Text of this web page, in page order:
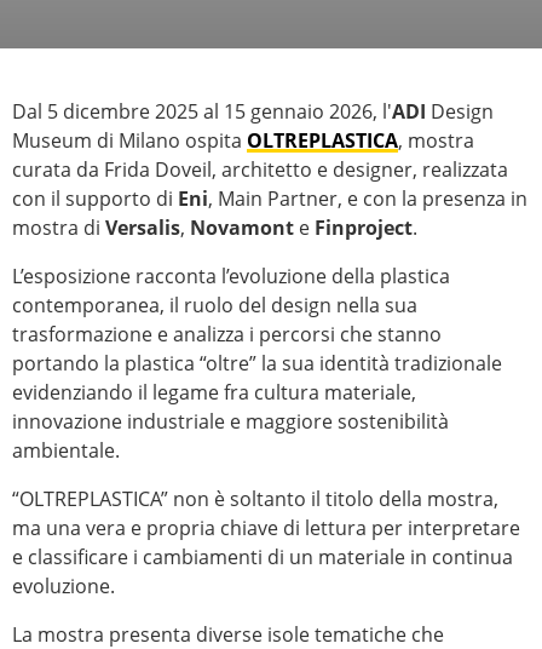
Dal 5 dicembre 2025 al 15 gennaio 2026, l'ADI Design
Museum di Milano ospita OLTREPLASTICA, mostra
curata da Frida Doveil, architetto e designer, realizzata
con il supporto di Eni, Main Partner, e con la presenza in
mostra di Versalis, Novamont e Finproject.
L’esposizione racconta l’evoluzione della plastica
contemporanea, il ruolo del design nella sua
trasformazione e analizza i percorsi che stanno
portando la plastica “oltre” la sua identità tradizionale
evidenziando il legame fra cultura materiale,
innovazione industriale e maggiore sostenibilità
ambientale.
“OLTREPLASTICA” non è soltanto il titolo della mostra,
ma una vera e propria chiave di lettura per interpretare
e classificare i cambiamenti di un materiale in continua
evoluzione.
La mostra presenta diverse isole tematiche che